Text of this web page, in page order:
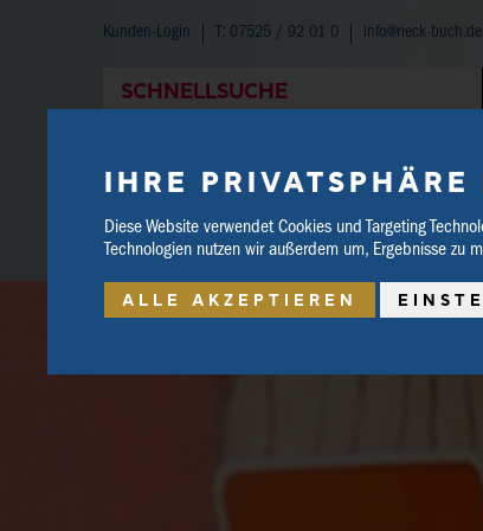
IHRE
Diese Website verwendet Cookies und Targeting
Technologien nutzen wir außerdem um, Ergebnisse zu
ALLE AKZEPTIEREN
Kunden-Login T: 07525 / 92 01 0 info@rieck-buch.de
SCHNELLSUCHE
HOME SHOP BUCHTIPPS